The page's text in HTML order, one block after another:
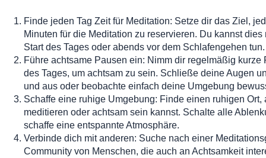
Finde jeden Tag Zeit für Meditation: Setze dir das Ziel,
Minuten für die Meditation zu reservieren. Du kannst dies
Start des Tages oder abends vor dem Schlafengehen tun.
Führe achtsame Pausen ein: Nimm dir regelmäßig kurze
des Tages, um achtsam zu sein. Schließe deine Augen
und aus oder beobachte einfach deine Umgebung
Schaffe eine ruhige Umgebung: Finde einen ruhigen Ort,
meditieren oder achtsam sein kannst. Schalte alle
schaffe eine entspannte Atmosphäre.
Verbinde dich mit anderen: Suche nach einer
Community von Menschen, die auch an Achtsamkeit